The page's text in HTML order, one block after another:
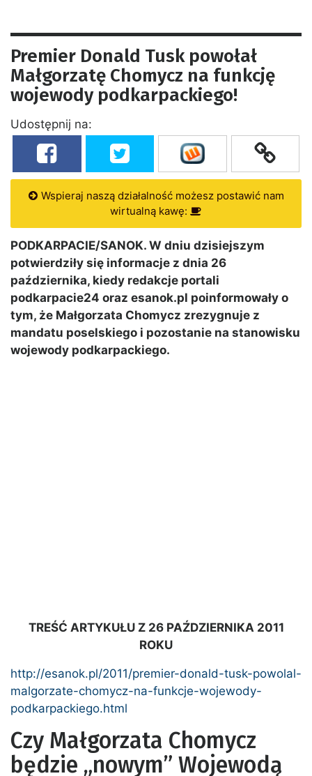
Premier Donald Tusk powołał
Małgorzatę Chomycz na funkcję
wojewody podkarpackiego!
Udostępnij na:
Wspieraj naszą działalność możesz postawić nam
wirtualną kawę:
PODKARPACIE/SANOK. W dniu dzisiejszym
potwierdziły się informacje z dnia 26
października, kiedy redakcje portali
podkarpacie24 oraz esanok.pl poinformowały o
tym, że Małgorzata Chomycz zrezygnuje z
mandatu poselskiego i pozostanie na stanowisku
wojewody podkarpackiego.
TREŚĆ ARTYKUŁU Z 26 PAŹDZIERNIKA 2011
ROKU
http://esanok.pl/2011/premier-donald-tusk-powolal-
malgorzate-chomycz-na-funkcje-wojewody-
podkarpackiego.html
Czy Małgorzata Chomycz
będzie „nowym” Wojewodą